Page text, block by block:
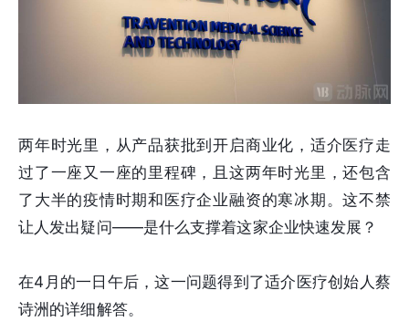
两年时光里，从产品获批到开启商业化，适介医疗走
过了一座又一座的里程碑，且这两年时光里，还包含
了大半的疫情时期和医疗企业融资的寒冰期。这不禁
让人发出疑问——是什么支撑着这家企业快速发展？
在4月的一日午后，这一问题得到了适介医疗创始人蔡
诗洲的详细解答。